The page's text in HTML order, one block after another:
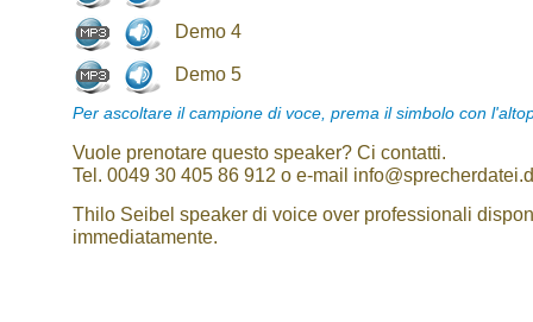
Demo 4
Demo 5
Per ascoltare il campione di voce, prema il simbolo con
Vuole prenotare questo speaker? Ci contatti.
Tel. 0049 30 405 86 912 o e-mail
Thilo Seibel speaker di voice over professionali
immediatamente.